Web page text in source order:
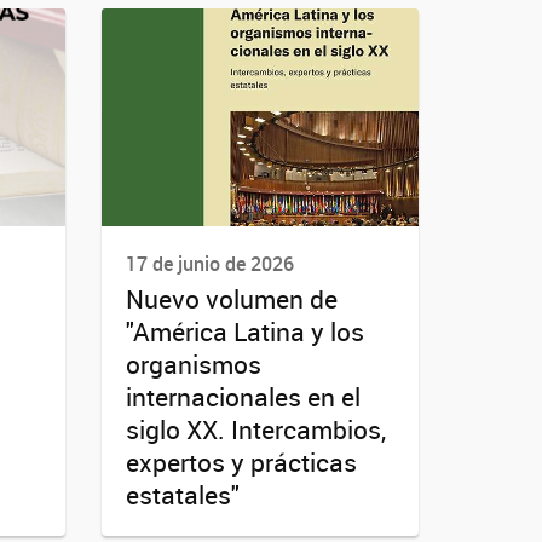
17 de junio de 2026
Nuevo volumen de
"América Latina y los
organismos
internacionales en el
siglo XX. Intercambios,
expertos y prácticas
estatales"